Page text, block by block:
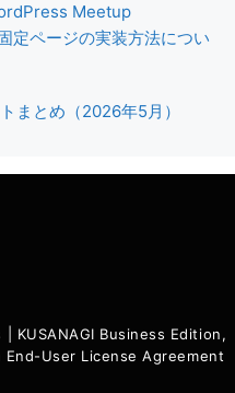
Meetup
定ページの実装方法につい
まとめ（2026年5月）
KUSANAGI Business Edition,
User License Agreement